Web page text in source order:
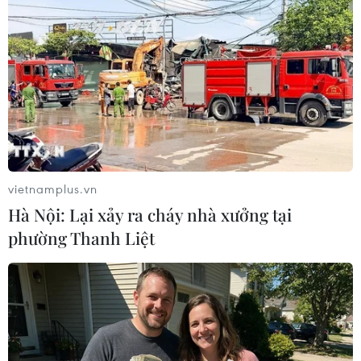
Qatar nhận định về nỗ lực 'phá băng'
khủng hoảng ngoại giao Vùng Vịnh
04/12/2020 15:07
Ngoại trưởng Qatar thông báo có tiến triển trong việc
giải quyết tranh cãi ngoại giao giữa các nước Vùng
Vịnh, Tuy nhiên, ông từ chối dự đoán về triển vọng một
giải pháp toàn diện.
vietnamplus.vn
Hà Nội: Lại xảy ra cháy nhà xưởng tại
phường Thanh Liệt